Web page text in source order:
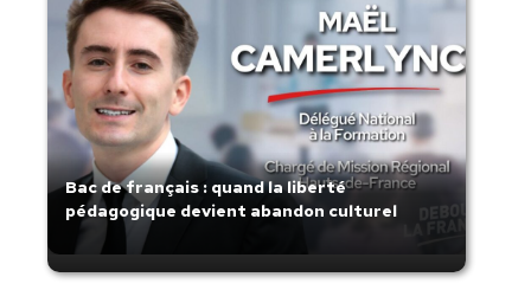
Bac de français : quand la liberté
pédagogique devient abandon culturel